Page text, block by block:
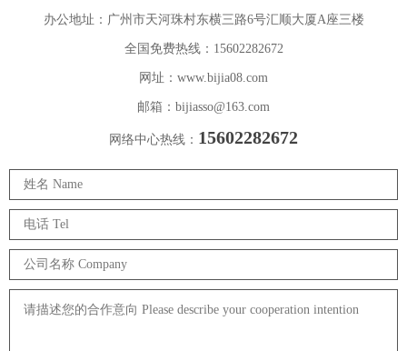
办公地址：广州市天河珠村东横三路6号汇顺大厦A座三楼
全国免费热线：15602282672
网址：www.bijia08.com
邮箱：bijiasso@163.com
网络中心热线： 15602282672